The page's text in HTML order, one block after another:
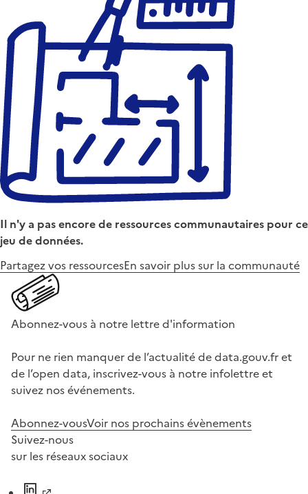
Il n'y a pas encore de ressources communautaires pour ce
jeu de données.
Partagez vos ressourcesEn savoir plus sur la communauté
Abonnez-vous à notre lettre d'information
Pour ne rien manquer de l’actualité de data.gouv.fr et
de l’open data, inscrivez-vous à notre infolettre et
suivez nos événements.
Abonnez-vousVoir nos prochains évènements
Suivez-nous
sur les réseaux sociaux